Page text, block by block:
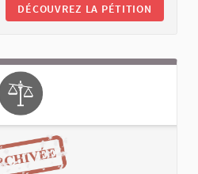
DÉCOUVREZ LA PÉTITION